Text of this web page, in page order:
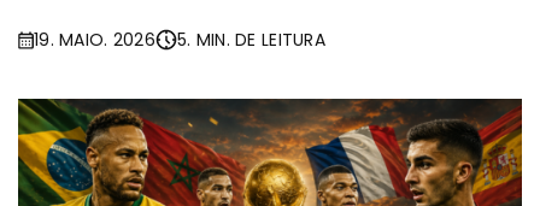
19. MAIO. 2026 5. MIN. DE LEITURA